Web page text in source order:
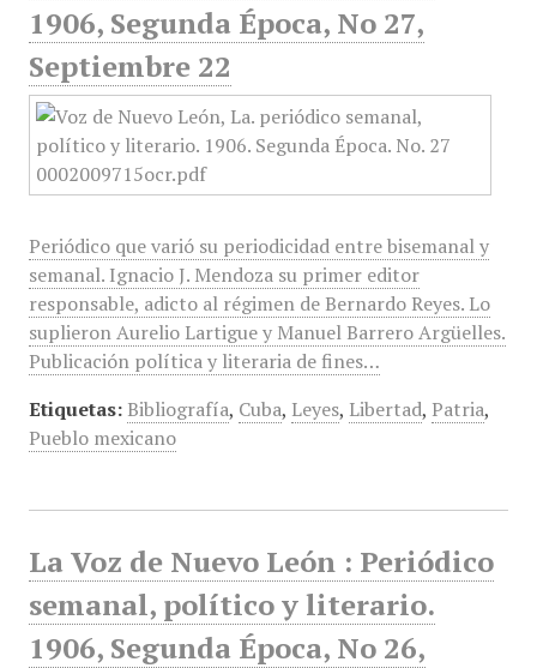
1906, Segunda Época, No 27,
Septiembre 22
Periódico que varió su periodicidad entre bisemanal y
semanal. Ignacio J. Mendoza su primer editor
responsable, adicto al régimen de Bernardo Reyes. Lo
suplieron Aurelio Lartigue y Manuel Barrero Argüelles.
Publicación política y literaria de fines…
Etiquetas: Bibliografía, Cuba, Leyes, Libertad, Patria,
Pueblo mexicano
La Voz de Nuevo León : Periódico
semanal, político y literario.
1906, Segunda Época, No 26,